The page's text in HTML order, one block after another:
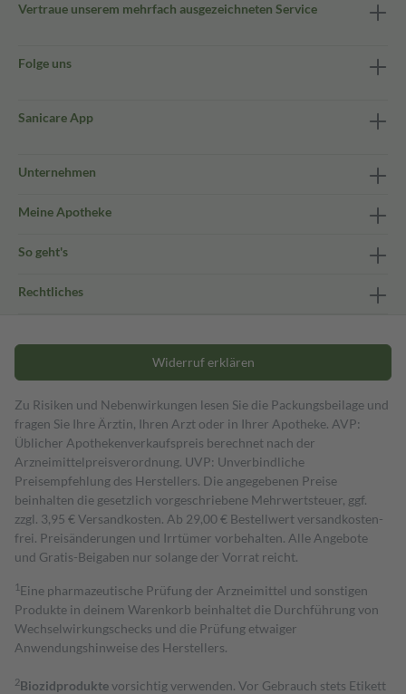
Vertraue unserem mehrfach ausgezeichneten Service
Folge uns
Sanicare App
Unternehmen
Meine Apotheke
So geht's
Rechtliches
Widerruf erklären
Zu Risiken und Nebenwirkungen lesen Sie die Packungsbeilage und
fragen Sie Ihre Ärztin, Ihren Arzt oder in Ihrer Apotheke. AVP:
Üblicher Apothekenverkaufspreis berechnet nach der
Arzneimittelpreisverordnung. UVP: Unverbindliche
Preisempfehlung des Herstellers. Die angegebenen Preise
beinhalten die gesetzlich vorgeschriebene Mehrwertsteuer, ggf.
zzgl. 3,95 € Versandkosten. Ab 29,00 € Bestell­wert versand­kosten­
frei. Preisänderungen und Irrtümer vorbehalten. Alle Angebote
und Gratis-Beigaben nur solange der Vorrat reicht.
1 Eine pharmazeutische Prüfung der Arzneimittel und sonstigen
Produkte in deinem Warenkorb beinhaltet die Durchführung von
Wechselwirkungschecks und die Prüfung etwaiger
Anwendungshinweise des Herstellers.
2Biozidproduktevorsichtig verwenden. Vor Gebrauch stets Etikett